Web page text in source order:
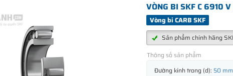
VÒNG BI SKF C 6910 V
Vòng bi CARB SKF
Sản phẩm chính hãng
Thông số sản phẩm
Đường kính trong (d): 50 mm